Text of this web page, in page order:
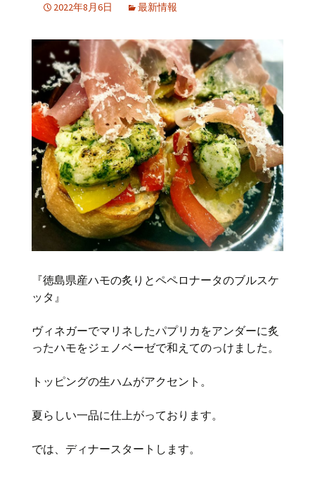
2022年8月6日 最新情報
『徳島県産ハモの炙りとペペロナータのブルスケ
ッタ』
ヴィネガーでマリネしたパプリカをアンダーに炙
ったハモをジェノベーゼで和えてのっけました。
トッピングの生ハムがアクセント。
夏らしい一品に仕上がっております。
では、ディナースタートします。